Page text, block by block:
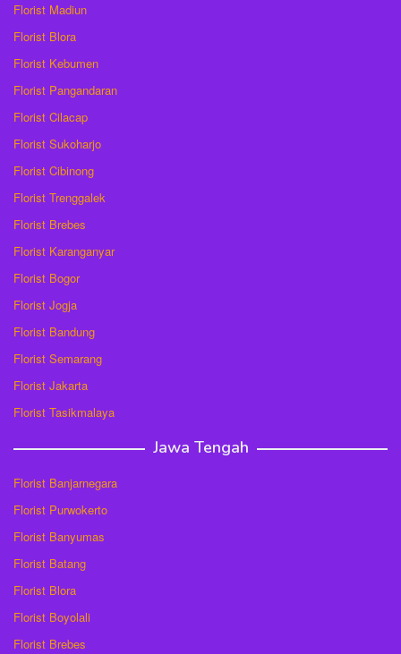
Florist Madiun
Florist Blora
Florist Kebumen
Florist Pangandaran
Florist Cilacap
Florist Sukoharjo
Florist Cibinong
Florist Trenggalek
Florist Brebes
Florist Karanganyar
Florist Bogor
Florist Jogja
Florist Bandung
Florist Semarang
Florist Jakarta
Florist Tasikmalaya
Jawa Tengah
Florist Banjarnegara
Florist Purwokerto
Florist Banyumas
Florist Batang
Florist Blora
Florist Boyolali
Florist Brebes